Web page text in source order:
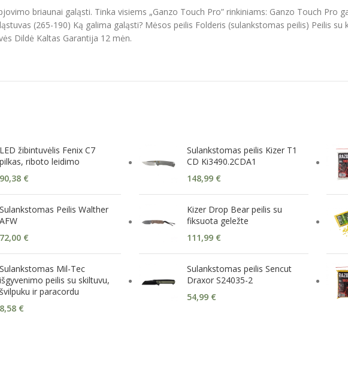
briaunai galąsti. Tinka visiems „Ganzo Touch Pro” rinkiniams: Ganzo Touch Pro
(265-190) Ką galima galąsti? Mėsos peilis Folderis (sulankstomas peilis) Peilis su
Dildė Kaltas Garantija 12 mėn.
LED žibintuvėlis Fenix C7
pilkas, riboto leidimo
90,38 €
Sulankstomas Peilis Walther
AFW
72,00 €
Sulankstomas Mil-Tec
išgyvenimo peilis su skiltuvu,
švilpuku ir paracordu
8,58 €
Sulankstomas peilis Kizer T1
CD Ki3490.2CDA1
148,99 €
Kizer Drop Bear peilis su
fiksuota geležte
111,99 €
Sulankstomas peilis Sencut
Draxor S24035-2
54,99 €